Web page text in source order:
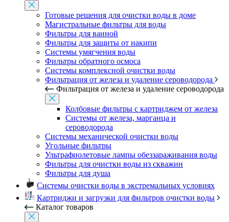
Готовые решения для очистки воды в доме
Магистральные фильтры для воды
Фильтры для ванной
Фильтры для защиты от накипи
Системы умягчения воды
Фильтры обратного осмоса
Системы комплексной очистки воды
Фильтрация от железа и удаление сероводорода
Фильтрация от железа и удаление сероводорода
Колбовые фильтры с картриджем от железа
Системы от железа, марганца и
сероводорода
Системы механической очистки воды
Угольные фильтры
Ультрафиолетовые лампы обеззараживания воды
Фильтры для очистки воды из скважин
Фильтры для душа
Системы очистки воды в экстремальных условиях
Картриджи и загрузки для фильтров очистки воды
Каталог товаров